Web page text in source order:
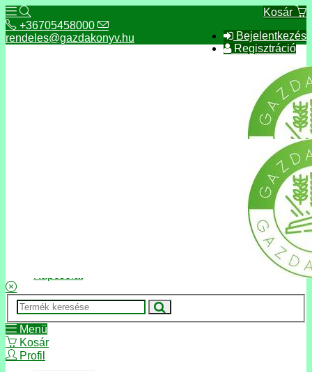
Kosár
Bejelentkezés
Regisztráció
+36705458000
rendeles@gazdakonyv.hu
Menü
Kosár
Profil